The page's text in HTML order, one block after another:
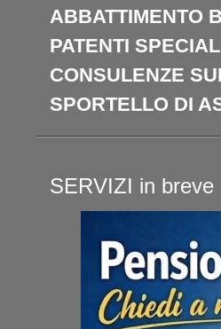
ABBATTIMENTO
PATENTI
CONSULENZE
SPORTELLO DI
SERVIZI in